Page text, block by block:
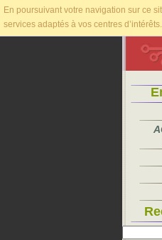
En poursuivant votre navigation sur ce
services adaptés à vos centres d’intérêts.